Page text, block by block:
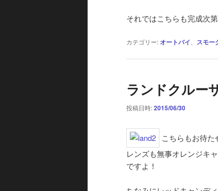
それではこちらも完成次
カテゴリー: オートバイ スモー
ランドクルー
投稿日時:2015/06/30
こちらもお待
レンズも無事オレンジキ
ですよ！